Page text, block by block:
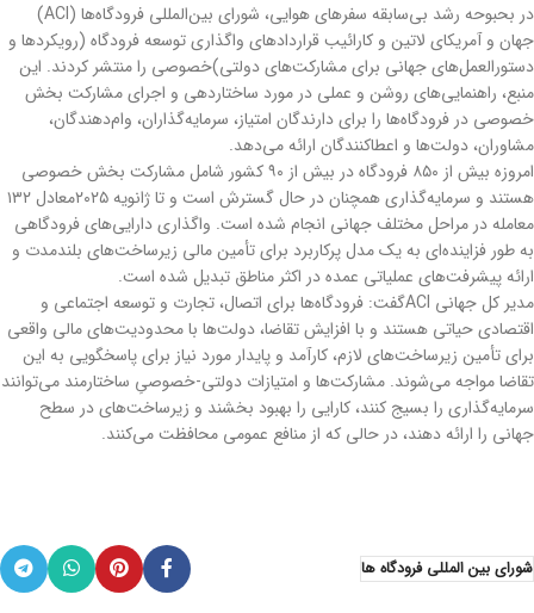
در بحبوحه رشد بی‌سابقه سفرهای هوایی، شورای بین‌المللی فرودگاه‌ها (ACI)
جهان و آمریکای لاتین و کارائیب قراردادهای واگذاری توسعه فرودگاه (رویکردها و
دستورالعمل‌های جهانی برای مشارکت‌های دولتی)خصوصی را منتشر کردند. این
منبع، راهنمایی‌های روشن و عملی در مورد ساختاردهی و اجرای مشارکت بخش
خصوصی در فرودگاه‌ها را برای دارندگان امتیاز، سرمایه‌گذاران، وام‌دهندگان،
مشاوران، دولت‌ها و اعطاکنندگان ارائه می‌دهد.
امروزه بیش از ۸۵۰ فرودگاه در بیش از ۹۰ کشور شامل مشارکت بخش خصوصی
هستند و سرمایه‌گذاری همچنان در حال گسترش است و تا ژانویه ۲۰۲۵معادل ۱۳۲
معامله در مراحل مختلف جهانی انجام شده است. واگذاری دارایی‌های فرودگاهی
به طور فزاینده‌ای به یک مدل پرکاربرد برای تأمین مالی زیرساخت‌های بلندمدت و
ارائه پیشرفت‌های عملیاتی عمده در اکثر مناطق تبدیل شده است.
مدیر کل جهانی ACIگفت: فرودگاه‌ها برای اتصال، تجارت و توسعه اجتماعی و
اقتصادی حیاتی هستند و با افزایش تقاضا، دولت‌ها با محدودیت‌های مالی واقعی
برای تأمین زیرساخت‌های لازم، کارآمد و پایدار مورد نیاز برای پاسخگویی به این
تقاضا مواجه می‌شوند. مشارکت‌ها و امتیازات دولتی-خصوصیِ ساختارمند می‌توانند
سرمایه‌گذاری را بسیج کنند، کارایی را بهبود بخشند و زیرساخت‌های در سطح
جهانی را ارائه دهند، در حالی که از منافع عمومی محافظت می‌کنند.
شورای بین المللی فرودگاه ها